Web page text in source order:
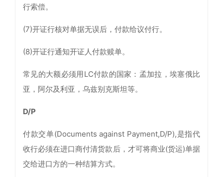
行索偿。
(7)开证行核对单据无误后，付款给议付行。
(8)开证行通知开证人付款赎单。
常见的大额必须用LC付款的国家：孟加拉，埃塞俄比
亚，阿尔及利亚，乌兹别克斯坦等。
D/P
付款交单(Documents against Payment,D/P),是指代
收行必须在进口商付清货款后，才可将商业(货运)单据
交给进口方的一种结算方式。